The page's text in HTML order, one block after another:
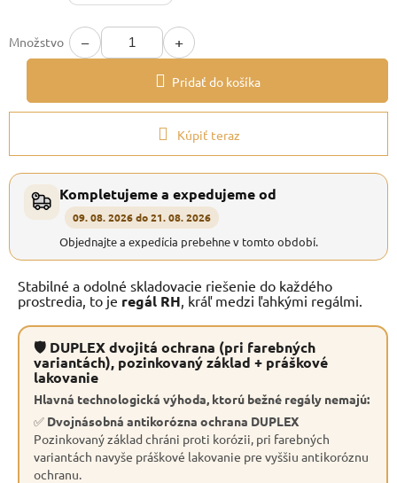
Množstvo − +
Pridať do košíka
Kúpiť teraz
Kompletujeme a expedujeme od
09. 08. 2026 do 21. 08. 2026
Objednajte a expedícia prebehne v tomto období.
Stabilné a odolné skladovacie riešenie do každého
prostredia, to je regál RH , kráľ medzi ľahkými regálmi.
🛡 DUPLEX dvojitá ochrana (pri farebných
variantách), pozinkovaný základ + práškové
lakovanie
Hlavná technologická výhoda, ktorú bežné regály nemajú:
✅ Dvojnásobná antikorózna ochrana DUPLEX
Pozinkovaný základ chráni proti korózii, pri farebných
variantách navyše práškové lakovanie pre vyššiu antikoróznu
ochranu.